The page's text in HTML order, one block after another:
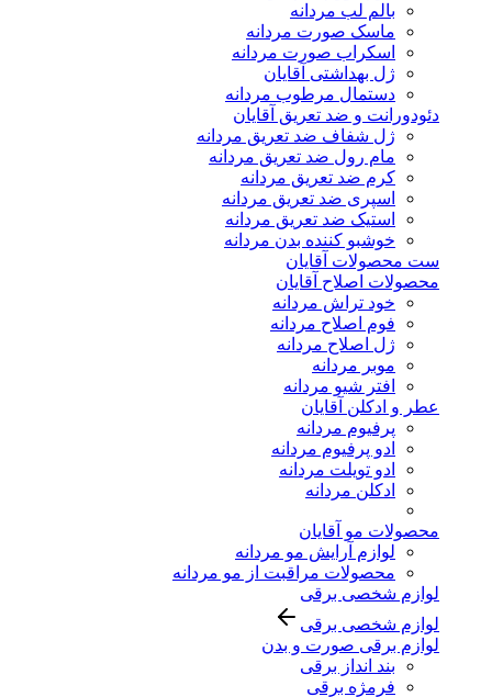
بالم لب مردانه
ماسک صورت مردانه
اسکراب صورت مردانه
ژل بهداشتی آقایان
دستمال مرطوب مردانه
دئودورانت و ضد تعریق آقایان
ژل شفاف ضد تعریق مردانه
مام رول ضد تعریق مردانه
کرم ضد تعریق مردانه
اسپری ضد تعریق مردانه
استیک ضد تعریق مردانه
خوشبو کننده بدن مردانه
ست محصولات آقایان
محصولات اصلاح آقایان
خود تراش مردانه
فوم اصلاح مردانه
ژل اصلاح مردانه
موبر مردانه
افتر شیو مردانه
عطر و ادکلن آقایان
پرفیوم مردانه
ادو پرفیوم مردانه
ادو تویلت مردانه
ادکلن مردانه
محصولات مو آقایان
لوازم آرایش مو مردانه
محصولات مراقبت از مو مردانه
لوازم شخصی برقی
لوازم شخصی برقی
لوازم برقی صورت و بدن
بند انداز برقی
فرمژه برقی